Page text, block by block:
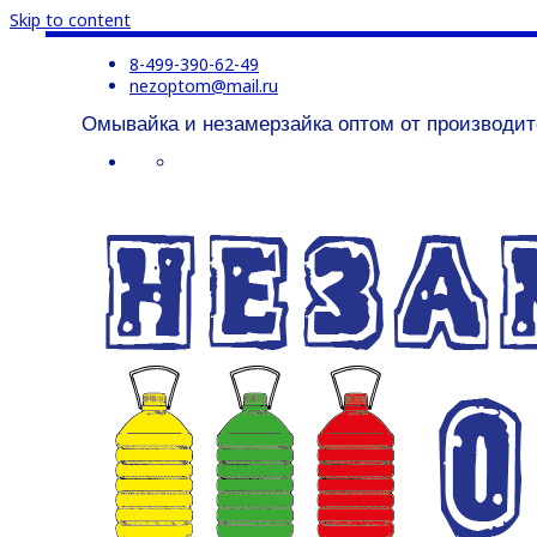
Skip to content
8-499-390-62-49
nezoptom@mail.ru
Омывайка и незамерзайка оптом от